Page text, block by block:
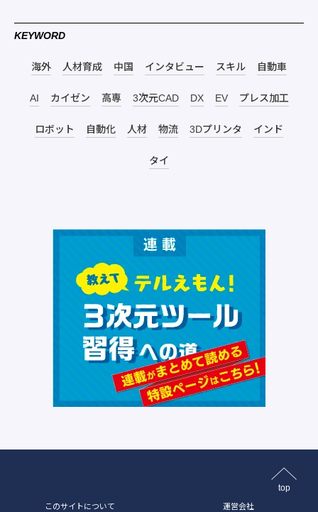
KEYWORD
海外 人材育成 中国 インタビュー スキル 自動車
AI カイゼン 高専 3次元CAD DX EV プレス加工
ロボット 自動化 人材 物流 3Dプリンタ インド
タイ
top
このサイトについて 運営会社